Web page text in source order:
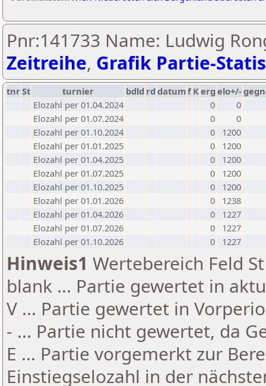
Pnr:141733 Name: Ludwig
Zeitreihe, Grafik Partie-
tnrSt turnier bdld rd datumf Kerg elo+/-
Elozahl per 01.04.2024
0
0
Elozahl per 01.07.2024
0
0
Elozahl per 01.10.2024
0
1200
Elozahl per 01.01.2025
0
1200
Elozahl per 01.04.2025
0
1200
Elozahl per 01.07.2025
0
1200
Elozahl per 01.10.2025
0
1200
Elozahl per 01.01.2026
0
1238
Elozahl per 01.04.2026
0
1227
Elozahl per 01.07.2026
0
1227
Elozahl per 01.10.2026
0 1227
Hinweis1 Wertebereich Feld
blank ... Partie gewertet in
V ... Partie gewertet in
- ... Partie nicht gewertet, da
E ... Partie vorgemerkt zur
Einstiegselozahl in der